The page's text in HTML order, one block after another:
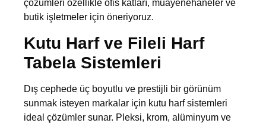
çözümleri özellikle ofis katları, muayenehaneler ve
butik işletmeler için öneriyoruz.
Kutu Harf ve Fileli Harf
Tabela Sistemleri
Dış cephede üç boyutlu ve prestijli bir görünüm
sunmak isteyen markalar için kutu harf sistemleri
ideal çözümler sunar. Pleksi, krom, alüminyum ve